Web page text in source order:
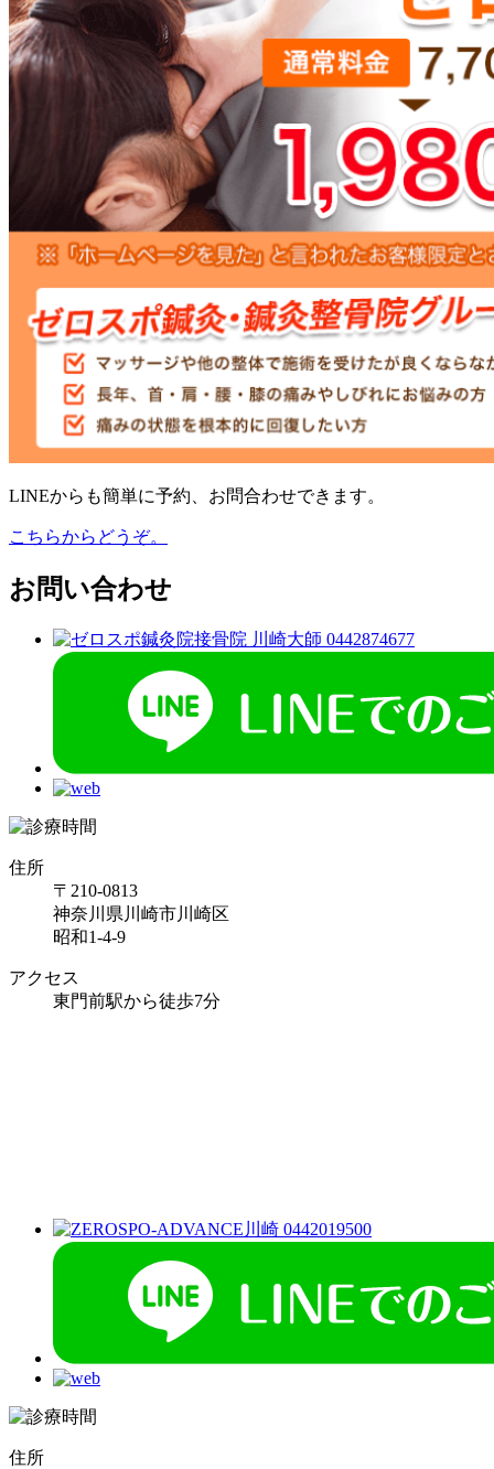
LINEからも簡単に予約、お問合わせできます。
こちらからどうぞ。
お問い合わせ
住所
〒210-0813
神奈川県川崎市川崎区
昭和1-4-9
アクセス
東門前駅から徒歩7分
住所